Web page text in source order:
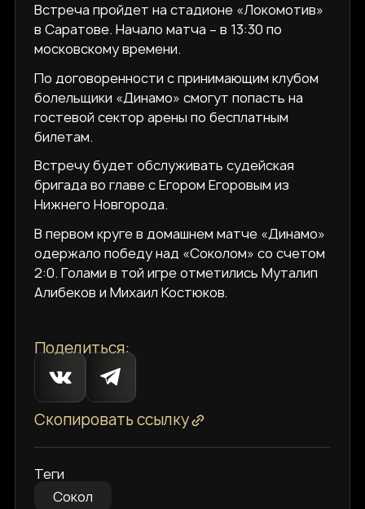
Встреча пройдет на стадионе «Локомотив»
в Саратове. Начало матча – в 13:30 по
московскому времени.
По договоренности с принимающим клубом
болельщики «Динамо» смогут попасть на
гостевой сектор арены по бесплатным
билетам.
Встречу будет обслуживать судейская
бригада во главе с Егором Егоровым из
Нижнего Новгорода.
В первом круге в домашнем матче «Динамо»
одержало победу над «Соколом» со счетом
2:0. Голами в той игре отметились Муталип
Алибеков и Михаил Костюков.
Поделиться:
Скопировать ссылку
Теги
Сокол